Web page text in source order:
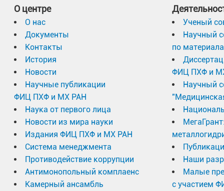
О центре
О нас
Документы
Контакты
История
Новости
Научные публикации
ФИЦ ПХФ и МХ РАН
Наука от первого лица
Новости из мира науки
Издания ФИЦ ПХФ и МХ РАН
Система менеджмента
Противодействие коррупции
Антимонопольный комплаенс
Камерный ансамбль
Ученый
Научный
по
ФИЦ ПХФ и
Научный
Наши
Малые
с участием